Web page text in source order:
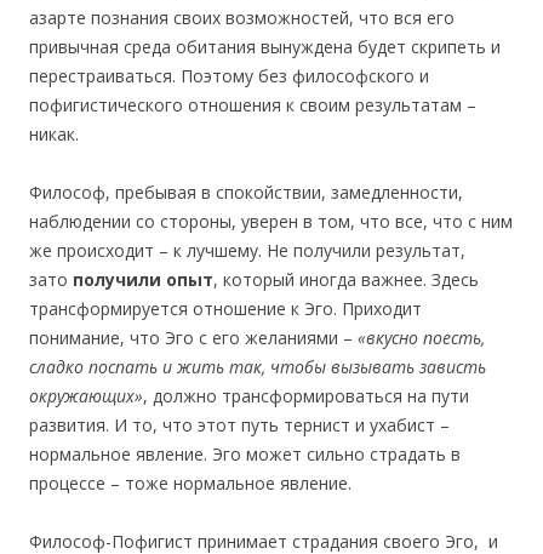
азарте познания своих возможностей, что вся его
привычная среда обитания вынуждена будет скрипеть и
перестраиваться. Поэтому без философского и
пофигистического отношения к своим результатам –
никак.
Философ, пребывая в спокойствии, замедленности,
наблюдении со стороны, уверен в том, что все, что с ним
же происходит – к лучшему. Не получили результат,
зато получили опыт, который иногда важнее. Здесь
трансформируется отношение к Эго. Приходит
понимание, что Эго с его желаниями – «вкусно поесть,
сладко поспать и жить так, чтобы вызывать зависть
окружающих», должно трансформироваться на пути
развития. И то, что этот путь тернист и ухабист –
нормальное явление. Эго может сильно страдать в
процессе – тоже нормальное явление.
Философ-Пофигист принимает страдания своего Эго, и